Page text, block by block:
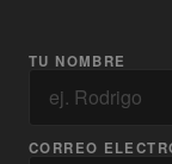
TU NOMBRE
CORREO